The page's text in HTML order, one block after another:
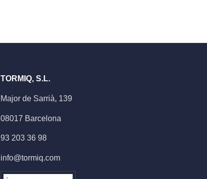
TORMIQ, S.L.
Major de Sarrià, 139
08017 Barcelona
93 203 36 98
info@tormiq.com